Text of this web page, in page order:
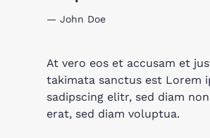
John Doe
At vero eos et accusam et
takimata sanctus est Lorem
sadipscing elitr, sed diam
erat, sed diam voluptua.